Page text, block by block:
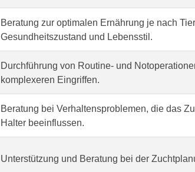
Beratung zur optimalen Ernährung je nach
Gesundheitszustand und Lebensstil.
Durchführung von Routine- und
komplexeren Eingriffen.
Beratung bei Verhaltensproblemen, die das
Halter beeinflussen.
Unterstützung und Beratung bei der